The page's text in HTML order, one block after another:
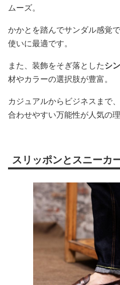
ムーズ。
かかとを踏んでサンダル感覚
使いに最適です。
また、装飾をそぎ落としたシ
材やカラーの選択肢が豊富。
カジュアルからビジネスまで
合わせやすい万能性が人気の理
スリッポンとスニーカ